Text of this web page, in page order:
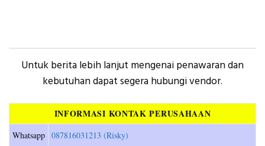
Untuk berita lebih lanjut mengenai penawaran dan
kebutuhan dapat segera hubungi vendor.
INFORMASI KONTAK PERUSAHAAN
Whatsapp 087816031213 (Risky)